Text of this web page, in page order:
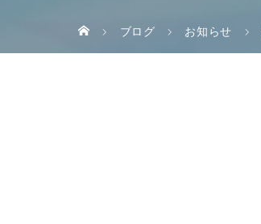
ブログ お知らせ